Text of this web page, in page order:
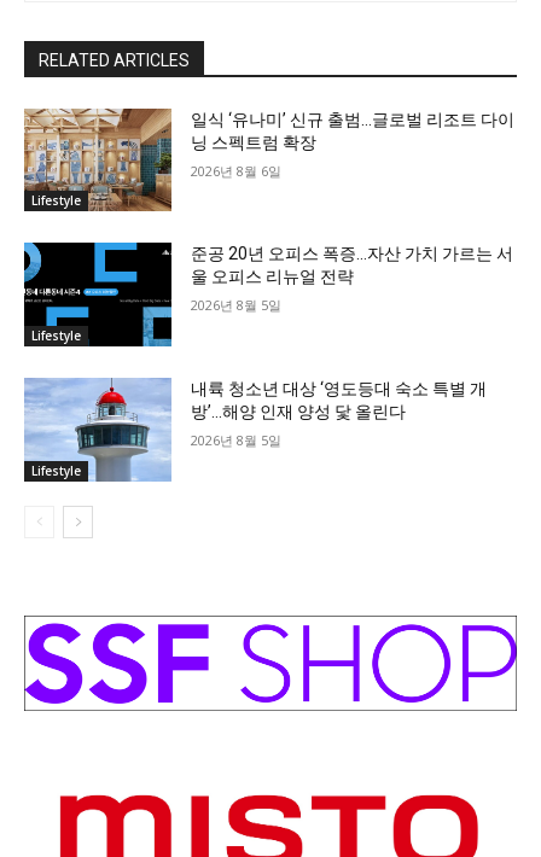
RELATED ARTICLES
Lifestyle
일식 ‘유나미’ 신규 출범…글로벌 리조트 다이
닝 스펙트럼 확장
2026년 8월 6일
Lifestyle
준공 20년 오피스 폭증…자산 가치 가르는 서
울 오피스 리뉴얼 전략
2026년 8월 5일
Lifestyle
내륙 청소년 대상 ‘영도등대 숙소 특별 개
방’…해양 인재 양성 닻 올린다
2026년 8월 5일